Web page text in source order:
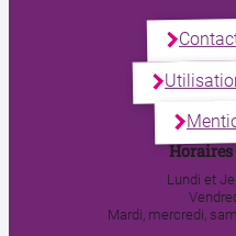
Horaires
Lundi et
Mardi, mercredi,